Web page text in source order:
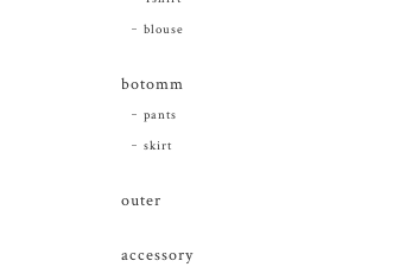
blouse
botomm
pants
skirt
outer
accessory